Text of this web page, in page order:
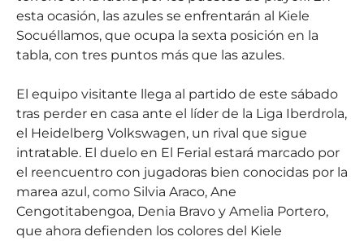
esta ocasión, las azules se enfrentarán al Kiele
Socuéllamos, que ocupa la sexta posición en la
tabla, con tres puntos más que las azules.
El equipo visitante llega al partido de este sábado
tras perder en casa ante el líder de la Liga Iberdrola,
el Heidelberg Volkswagen, un rival que sigue
intratable. El duelo en El Ferial estará marcado por
el reencuentro con jugadoras bien conocidas por la
marea azul, como Silvia Araco, Ane
Cengotitabengoa, Denia Bravo y Amelia Portero,
que ahora defienden los colores del Kiele